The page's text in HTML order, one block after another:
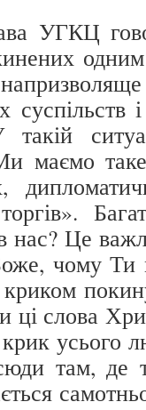
УГКЦ
одним
суспільств
маємо
нас? Це
чому
ці слова
усього
там, де